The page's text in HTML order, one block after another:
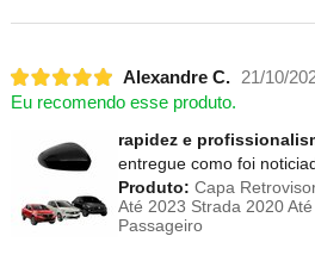
Alexandre C.
21/10/
Eu recomendo esse produto.
rapidez e
entregue como foi
Produto: Capa
Até 2023 Strada 2020
Passageiro